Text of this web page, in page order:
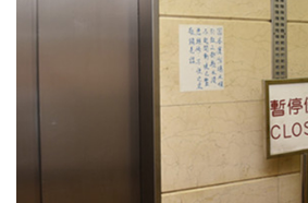
Enterprise Digital Transformation